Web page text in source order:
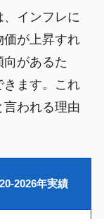
インフレに
価が上昇すれ
があるた
きます。これ
われる理由
2026年実績